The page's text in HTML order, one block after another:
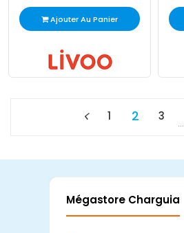
Ajouter Au Panier
1 2 3
…
Mégastore Charguia